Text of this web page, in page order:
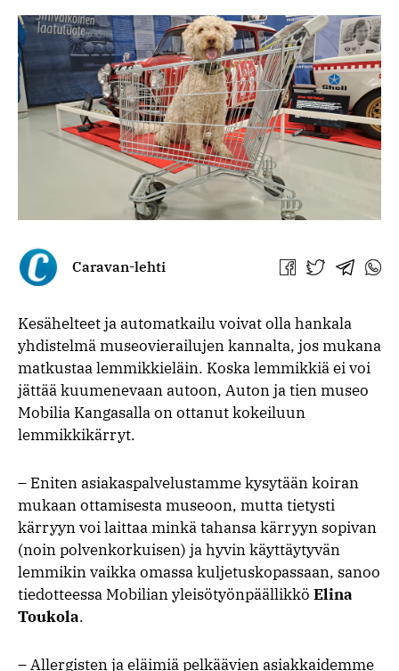
Caravan-lehti
Jaa Jaa Jaa Jaa
Kesähelteet ja automatkailu voivat olla hankala
yhdistelmä museovierailujen kannalta, jos mukana
matkustaa lemmikkieläin. Koska lemmikkiä ei voi
jättää kuumenevaan autoon, Auton ja tien museo
Mobilia Kangasalla on ottanut kokeiluun
lemmikkikärryt.
– Eniten asiakaspalvelustamme kysytään koiran
mukaan ottamisesta museoon, mutta tietysti
kärryyn voi laittaa minkä tahansa kärryyn sopivan
(noin polvenkorkuisen) ja hyvin käyttäytyvän
lemmikin vaikka omassa kuljetuskopassaan, sanoo
tiedotteessa Mobilian yleisötyönpäällikkö Elina
Toukola.
– Allergisten ja eläimiä pelkäävien asiakkaidemme